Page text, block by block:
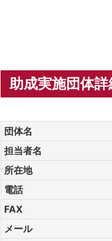
助成実施団体詳
団体名
担当者名
所在地
電話
FAX
メール